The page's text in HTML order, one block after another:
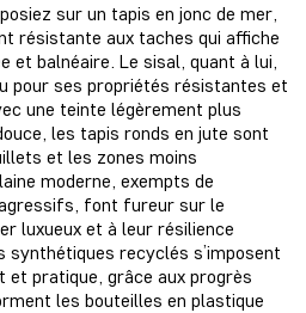
sur un tapis en jonc de mer,
résistante aux taches qui affiche
et balnéaire. Le sisal, quant à lui,
pour ses propriétés résistantes et
une teinte légèrement plus
les tapis ronds en jute sont
et les zones moins
moderne, exempts de
font fureur sur le
luxueux et à leur résilience
synthétiques recyclés s’imposent
et pratique, grâce aux progrès
les bouteilles en plastique